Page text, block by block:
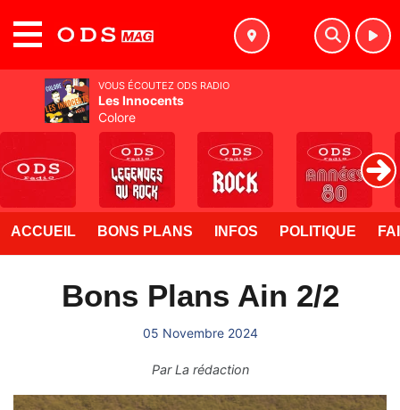
ACCUEIL BONS PLANS INFOS POLITIQUE
Bons Plans Ain 2/2
05 Novembre 2024
ParLa rédaction
VOUS ÉCOUTEZ ODS RADIO
Les Innocents
Colore